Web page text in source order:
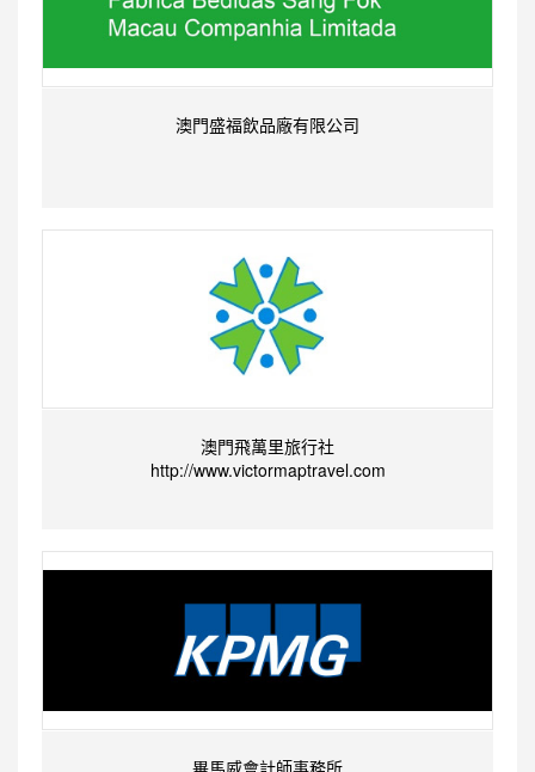
澳門盛福飲品廠有限公司
澳門飛萬里旅行社
http://www.victormaptravel.com
畢馬威會計師事務所